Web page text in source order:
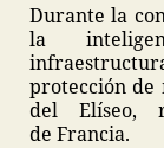
Durante la
la
protección de
del Elíseo,
de Francia.